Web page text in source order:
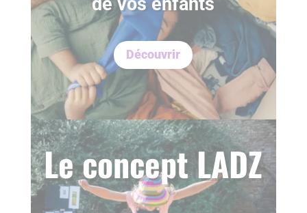
Découvrir
Le concept LADZ